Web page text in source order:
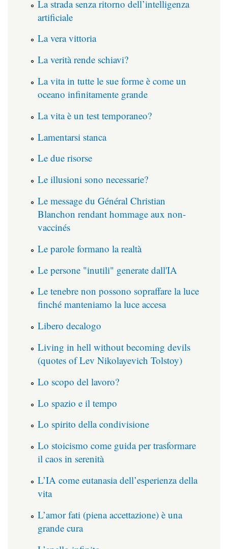
La strada senza ritorno dell’intelligenza
artificiale
La vera vittoria
La verità rende schiavi?
La vita in tutte le sue forme è come un
oceano infinitamente grande
La vita è un test temporaneo?
Lamentarsi stanca
Le due risorse
Le illusioni sono necessarie?
Le message du Général Christian
Blanchon rendant hommage aux non-
vaccinés
Le parole formano la realtà
Le persone "inutili" generate dall'IA
Le tenebre non possono sopraffare la luce
finché manteniamo la luce accesa
Libero decalogo
Living in hell without becoming devils
(quotes of Lev Nikolayevich Tolstoy)
Lo scopo del lavoro?
Lo spazio e il tempo
Lo spirito della condivisione
Lo stoicismo come guida per trasformare
il caos in serenità
L’IA come eutanasia dell’esperienza della
vita
L’amor fati (piena accettazione) è una
grande cura